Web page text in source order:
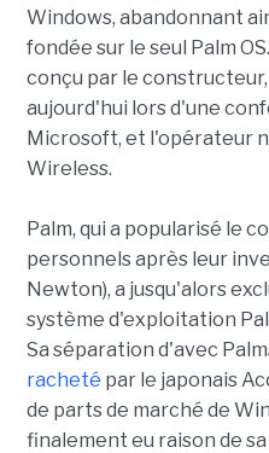
Windows, abandonnant
fondée sur le seul Palm
conçu par le
aujourd'hui lors d'une
Microsoft, et l'opérateur
Wireless.
Palm, qui a popularisé le
personnels après leur
Newton), a jusqu'alors
système d'exploitation
Sa séparation d'avec
racheté par le japonais
de parts de marché de
finalement eu raison de